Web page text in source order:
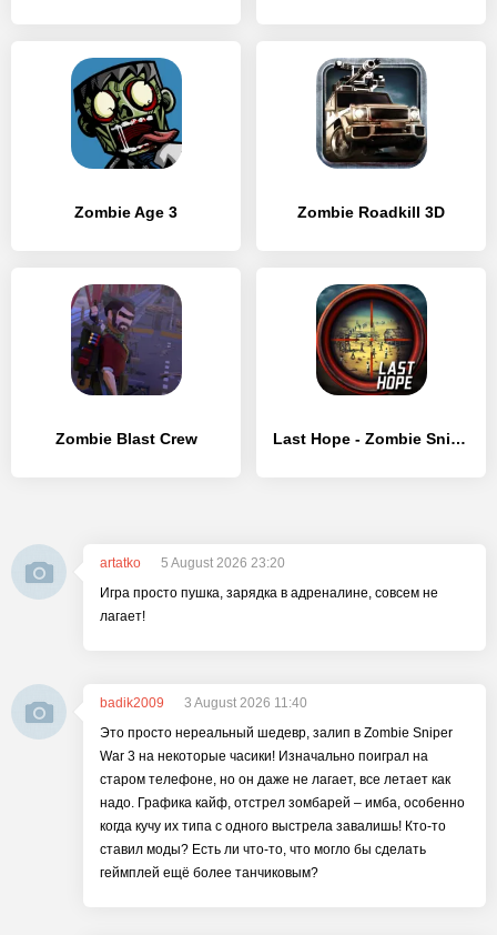
Zombie Age 3 Zombie Roadkill 3D
Zombie Blast Crew Last Hope - Zombie Sniper 3D
artatko
5 August 2026 23:20
Игра просто пушка, зарядка в адреналине, совсем не
лагает!
badik2009
3 August 2026 11:40
Это просто нереальный шедевр, залип в Zombie Sniper
War 3 на некоторые часики! Изначально поиграл на
старом телефоне, но он даже не лагает, все летает как
надо. Графика кайф, отстрел зомбарей – имба, особенно
когда кучу их типа с одного выстрела завалишь! Кто-то
ставил моды? Есть ли что-то, что могло бы сделать
геймплей ещё более танчиковым?